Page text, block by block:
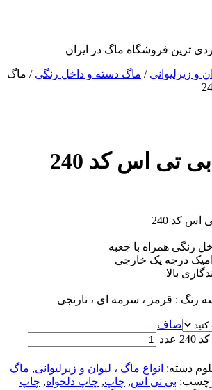
ترین فروشگاه ماگ در ایران
و زیرلیوانی / ماگ دسته و داخل رنگی / ماگ
تی اس کد 240
کد 240
رنگی همراه با جعبه
درجه یک خارجی
بالا
رنگ : قرمز ، سرمه ای ، نارنجی
صاف
دسته: انواع ماگ ، لیوان و زیرلیوانی, ماگ
بی تی اس, چاپ, چاپ دلخواه, چاپ